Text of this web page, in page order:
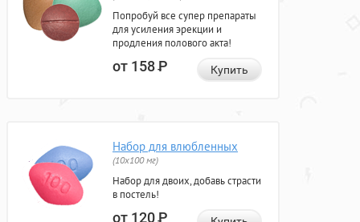
Попробуй все супер препараты
для усиления эрекции и
продления полового акта!
от 158Р Купить
Набор для влюбленных
(10х100 мг)
Набор для двоих, добавь страсти
в постель!
от 120Р